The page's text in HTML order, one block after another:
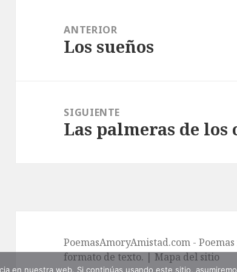
entradas
ANTERIOR
Entrada
Los sueños
SIGUIENTE
Entrada
Las palmeras de
PoemasAmoryAmistad.com -
formato de texto. |Mapa del sitio
en nuestra web. Si continúas usando este sitio,